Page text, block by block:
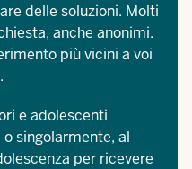
delle soluzioni. Molti
anche anonimi.
più vicini a voi
.
e adolescenti
singolarmente, al
per ricevere